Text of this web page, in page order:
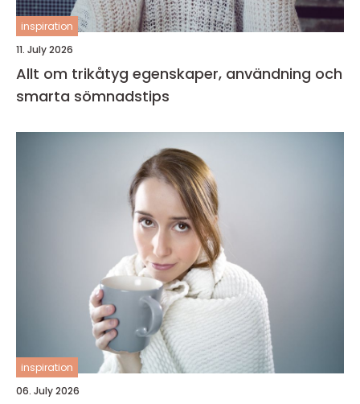
inspiration
11. July 2026
Allt om trikåtyg egenskaper, användning och
smarta sömnadstips
inspiration
06. July 2026